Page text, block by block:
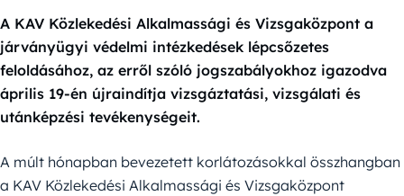
A KAV Közlekedési Alkalmassági és Vizsgaközpont a
járványügyi védelmi intézkedések lépcsőzetes
feloldásához, az erről szóló jogszabályokhoz igazodva
április 19-én újraindítja vizsgáztatási, vizsgálati és
utánképzési tevékenységeit.
A múlt hónapban bevezetett korlátozásokkal összhangban
a KAV Közlekedési Alkalmassági és Vizsgaközpont